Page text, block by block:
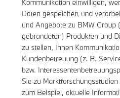
Kommunikation einwilligen,
Daten gespeichert und
und Angebote zu BMW Group
gebrandeten) Produkten und
zu stellen, Ihnen
Kundenbetreuung (z. B.
bzw.
Sie zu
zum Beispiel, aktuelle